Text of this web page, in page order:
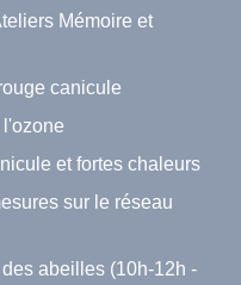
Mémoire et
canicule
et fortes chaleurs
sur le réseau
abeilles (10h-12h -